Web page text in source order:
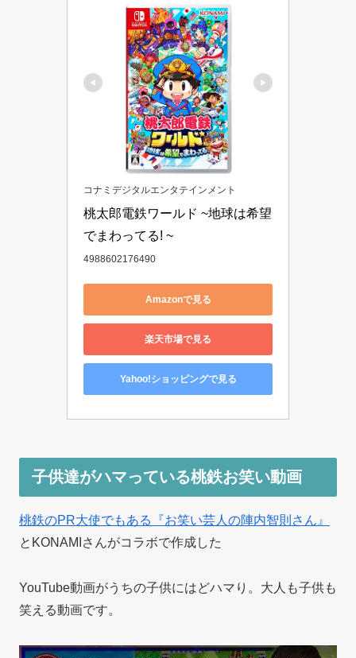
コナミデジタルエンタテインメント
桃太郎電鉄ワールド ~地球は希望
でまわってる! ~
4988602176490
Amazonで見る
楽天市場で見る
Yahoo!ショッピングで見る
子供達がハマっている桃鉄お笑い動画
桃鉄のPR大使でもある『お笑い芸人の陣内智則さん』
とKONAMIさんがコラボで作成した
YouTube動画がうちの子供にはどハマり。大人も子供も
笑える動画です。